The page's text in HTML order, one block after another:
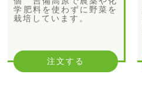
学肥料を使わずに野菜を
栽培しています。
注文する